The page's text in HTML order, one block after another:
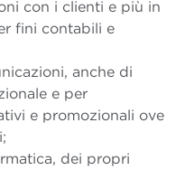
con i clienti e più in
fini contabili e
anche di
e per
e promozionali ove
dei propri